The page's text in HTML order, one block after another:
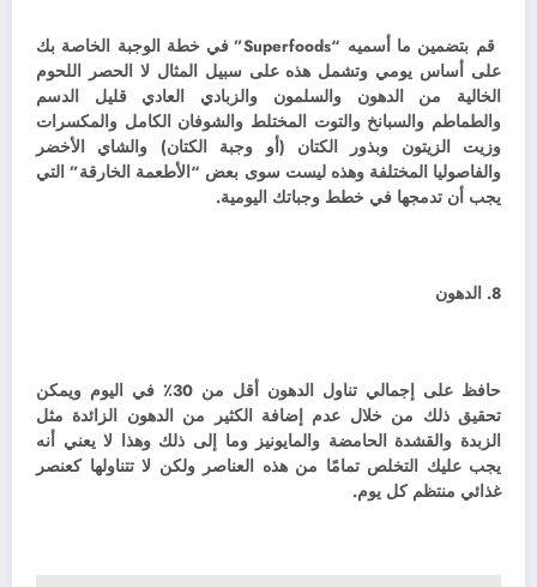
قم بتضمين ما أسميه “Superfoods” في خطة الوجبة الخاصة بك
على أساس يومي وتشمل هذه على سبيل المثال لا الحصر اللحوم
الخالية من الدهون والسلمون والزبادي العادي قليل الدسم
والطماطم والسبانخ والتوت المختلط والشوفان الكامل والمكسرات
وزيت الزيتون وبذور الكتان (أو وجبة الكتان) والشاي الأخضر
والفاصوليا المختلفة وهذه ليست سوى بعض “الأطعمة الخارقة” التي
يجب أن تدمجها في خطط وجباتك اليومية.
8. الدهون
حافظ على إجمالي تناول الدهون أقل من 30٪ في اليوم ويمكن
تحقيق ذلك من خلال عدم إضافة الكثير من الدهون الزائدة مثل
الزبدة والقشدة الحامضة والمايونيز وما إلى ذلك وهذا لا يعني أنه
يجب عليك التخلص تمامًا من هذه العناصر ولكن لا تتناولها كعنصر
غذائي منتظم كل يوم.